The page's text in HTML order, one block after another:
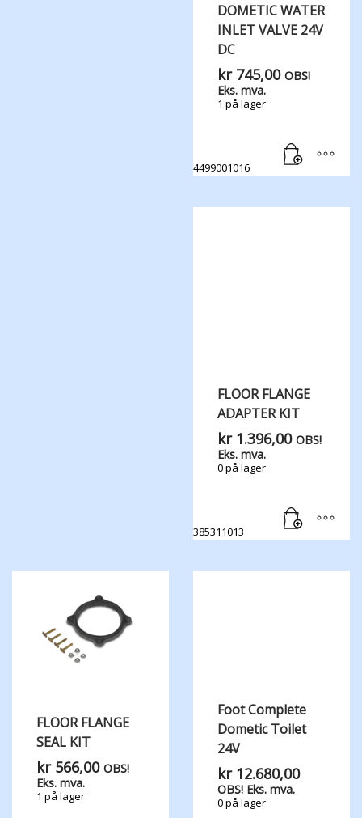
DOMETIC WATER​
INLET ​VALVE ​24V
DC
kr745,00 OBS!
Eks. mva.
1 på lager
4499001016
FLOOR FLANGE
ADAPTER KIT
kr1.396,00 OBS!
Eks. mva.
0 på lager
385311013
FLOOR FLANGE
SEAL KIT
kr566,00 OBS!
Eks. mva.
1 på lager
Foot Complete
Dometic Toilet
24V
kr12.680,00
OBS! Eks. mva.
0 på lager